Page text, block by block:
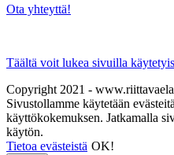
Ota yhteyttä!
Täältä voit lukea sivuilla
Copyright 2021 -
Sivustollamme käytetään
käyttökokemuksen. Jatkamalla
käytön.
Tietoa evästeistä OK!